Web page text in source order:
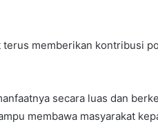
memberikan kontribusi
secara luas dan
membawa masyarakat